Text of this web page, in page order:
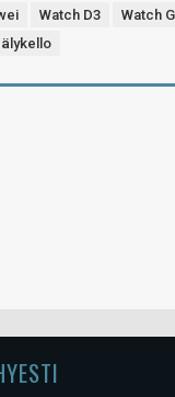
Watch D3
Watch
älykello